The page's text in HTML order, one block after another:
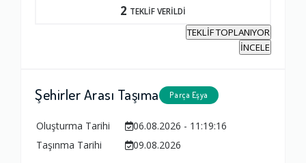
2 TEKLİF VERİLDİ
TEKLİF TOPLANIYOR
İNCELE
Şehirler Arası Taşıma Parça Eşya
Oluşturma Tarihi
06.08.2026 - 11:19:16
Taşınma Tarihi
09.08.2026